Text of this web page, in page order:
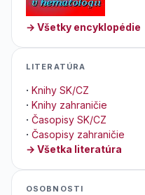
→ Všetky encyklopédie
LITERATÚRA
· Knihy SK/CZ
· Knihy zahraničie
· Časopisy SK/CZ
· Časopisy zahraničie
→ Všetka literatúra
OSOBNOSTI